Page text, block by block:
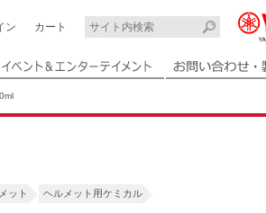
ン カート
ット ヘルメット用ケミカル